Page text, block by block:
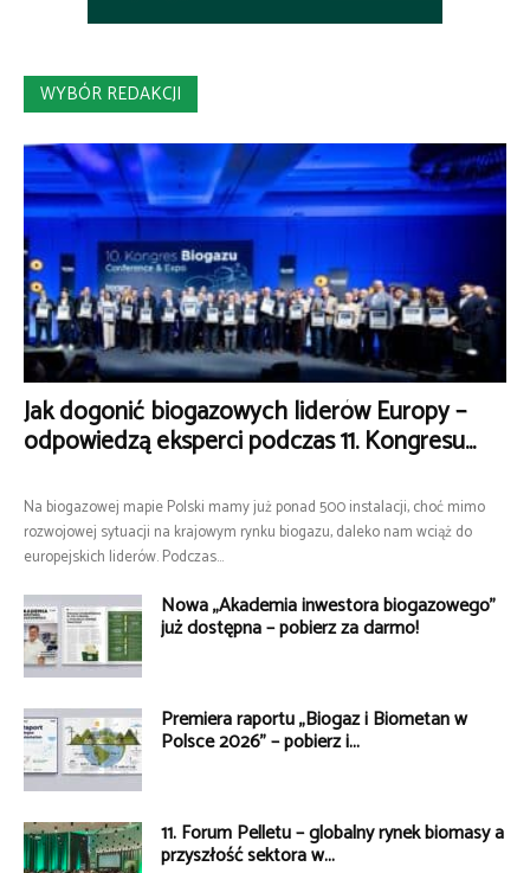
WYBÓR REDAKCJI
Jak dogonić biogazowych liderów Europy –
odpowiedzą eksperci podczas 11. Kongresu...
Na biogazowej mapie Polski mamy już ponad 500 instalacji, choć mimo
rozwojowej sytuacji na krajowym rynku biogazu, daleko nam wciąż do
europejskich liderów. Podczas...
Nowa „Akademia inwestora biogazowego”
już dostępna – pobierz za darmo!
Premiera raportu „Biogaz i Biometan w
Polsce 2026” – pobierz i...
11. Forum Pelletu – globalny rynek biomasy a
przyszłość sektora w...